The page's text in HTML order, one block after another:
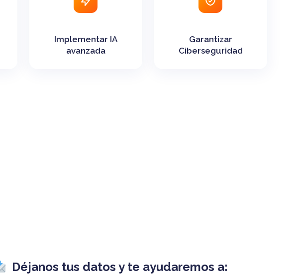
Implementar IA
avanzada
Garantizar
Ciberseguridad
Déjanos tus datos y te ayudaremos a: